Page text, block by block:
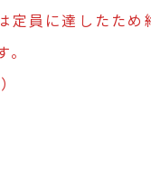
定員に達したた